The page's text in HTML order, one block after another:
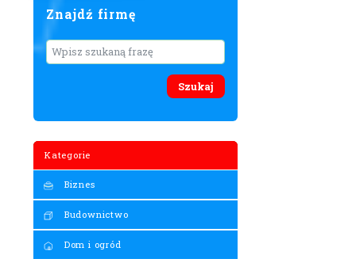
Znajdź firmę
Wyszukaj
Kategorie
Biznes
Budownictwo
Dom i ogród